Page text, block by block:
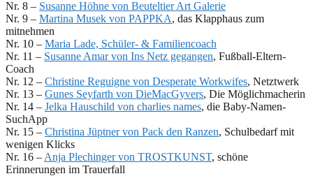
Nr. 8 – Susanne Höhne von Beuteltier Art Galerie
Nr. 9 – Martina Musek von PAPPKA, das Klapphaus zum
mitnehmen
Nr. 10 – Maria Lade, Schüler- & Familiencoach
Nr. 11 – Susanne Amar von Ins Netz gegangen, Fußball-Eltern-
Coach
Nr. 12 – Christine Reguigne von Desperate Workwifes, Netztwerk
Nr. 13 – Gunes Seyfarth von DieMacGyvers, Die Möglichmacherin
Nr. 14 – Jelka Hauschild von charlies names, die Baby-Namen-
SuchApp
Nr. 15 – Christina Jüptner von Pack den Ranzen, Schulbedarf mit
wenigen Klicks
Nr. 16 – Anja Plechinger von TROSTKUNST, schöne
Erinnerungen im Trauerfall